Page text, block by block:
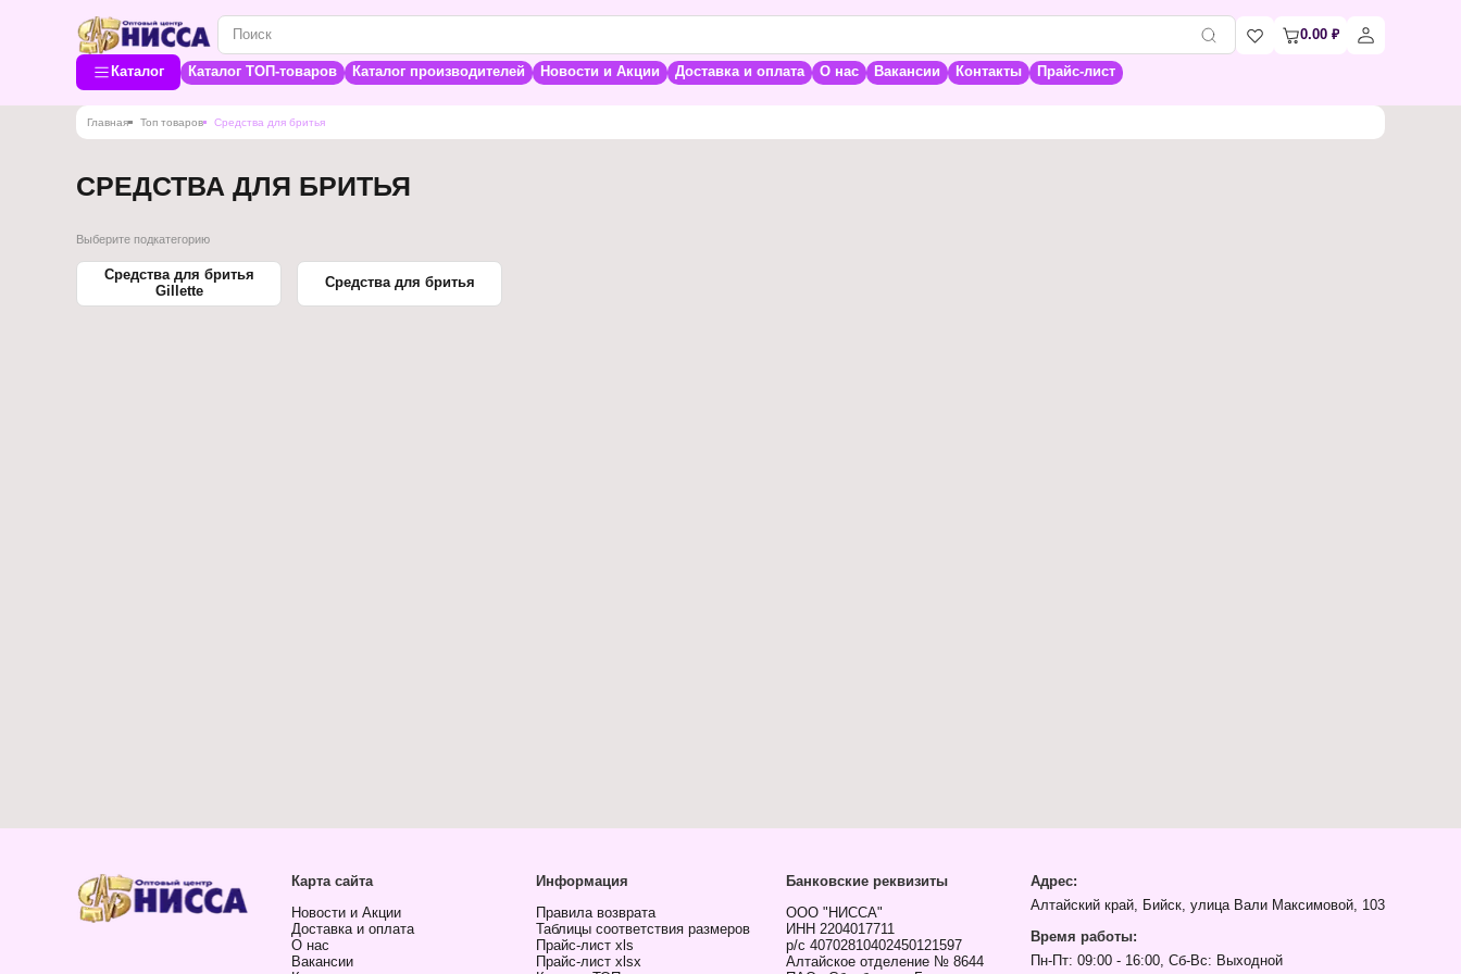
0.00 ₽
Каталог Каталог ТОП-товаров Каталог производителей Новости и Акции Доставка и оплата О нас Вакансии Контакты Прайс-лист
Главная Топ товаров Средства для бритья
СРЕДСТВА ДЛЯ БРИТЬЯ
Выберите подкатегорию
Средства для бритья
Gillette
Средства для бритья
Карта сайта
Новости и Акции
Доставка и оплата
О нас
Вакансии
Информация
Правила возврата
Таблицы соответствия размеров
Прайс-лист xls
Прайс-лист xlsx
Банковские реквизиты
ООО "НИССА"
ИНН 2204017711
р/с 40702810402450121597
Алтайское отделение № 8644
Адрес:
Алтайский край, Бийск, улица Вали Максимовой, 103
Время работы:
Пн-Пт: 09:00 - 16:00, Сб-Вс: Выходной